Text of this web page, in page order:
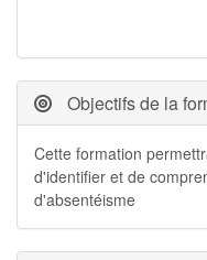
Objectifs de la
Cette formation
d'identifier et de
d'absentéisme